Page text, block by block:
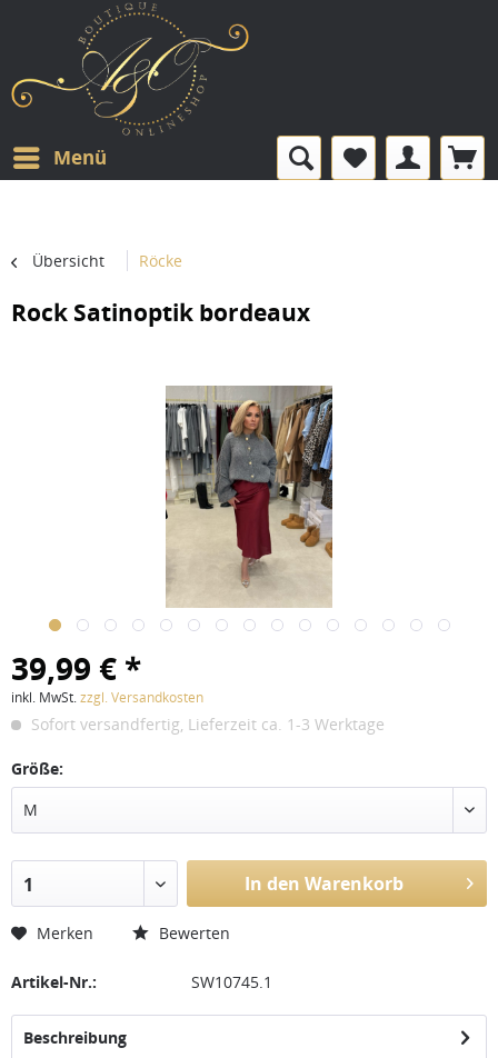
Menü
Übersicht Röcke
Rock Satinoptik bordeaux
39,99 € *
inkl. MwSt.zzgl. Versandkosten
Sofort versandfertig, Lieferzeit ca. 1-3 Werktage
Größe:
M
1 In den Warenkorb
Merken Bewerten
Artikel-Nr.: SW10745.1
Beschreibung